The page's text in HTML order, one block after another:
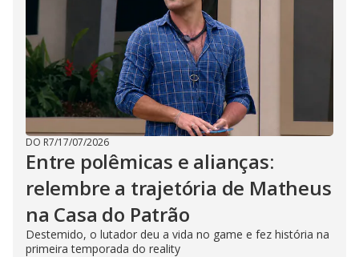
DO R7/17/07/2026
Entre polêmicas e alianças:
relembre a trajetória de Matheus
na Casa do Patrão
Destemido, o lutador deu a vida no game e fez história na
primeira temporada do reality